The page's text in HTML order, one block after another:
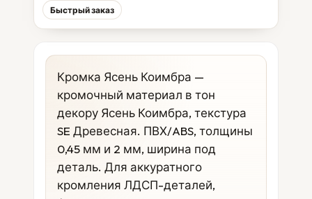
Быстрый заказ
Кромка Ясень Коимбра —
кромочный материал в тон
декору Ясень Коимбра, текстура
SE Древесная. ПВХ/ABS, толщины
0,45 мм и 2 мм, ширина под
деталь. Для аккуратного
кромления ЛДСП-деталей,